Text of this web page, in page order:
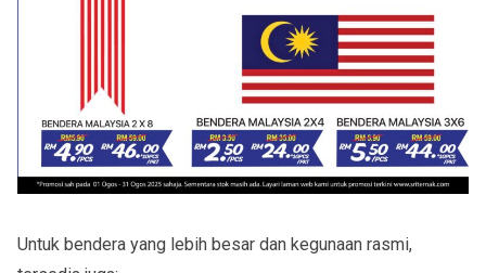
Untuk bendera yang lebih besar dan kegunaan rasmi,